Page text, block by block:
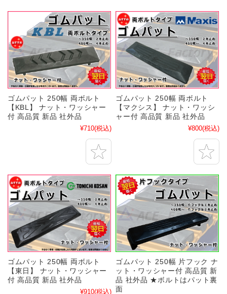
ゴムパット 250幅 両ボルト
【KBL】 ナット・ワッシャー
付 高品質 新品 社外品
¥710(税込)
ゴムパット 250幅 両ボルト
【マクシス】 ナット・ワッシ
ャー付 高品質 新品 社外品
¥800(税込)
ゴムパット 250幅 両ボルト
【東日】 ナット・ワッシャー
付 高品質 新品 社外品
¥910(税込)
ゴムパット 250幅 片フック ナ
ット・ワッシャー付 高品質 新
品 社外品 ★ボルトはパット裏
面